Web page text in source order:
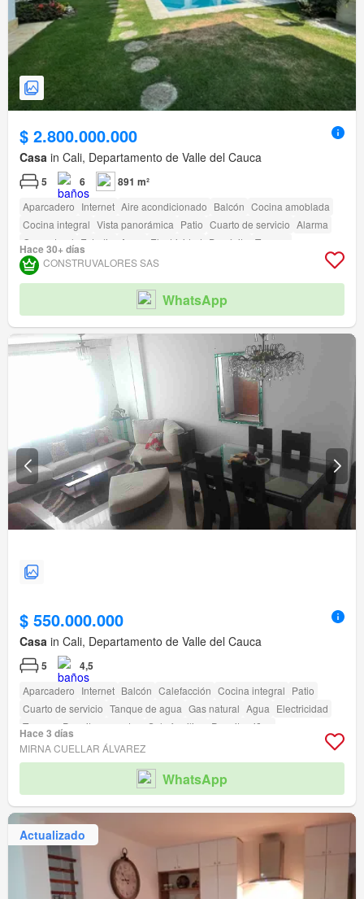
$ 2.800.000.000
Casa in Cali, Departamento de Valle del Cauca
5 6 891 m²
Aparcadero Internet Aire acondicionado Balcón Cocina amoblada
Cocina integral Vista panorámica Patio Cuarto de servicio Alarma
Gas natural Estudio Agua Electricidad Depósito
Terraza
Seguridad privada Piscina Estudio
Caseta de vigilancia
Hace 30+ días
CONSTRUVALORES SAS
WhatsApp
$ 550.000.000
Casa in Cali, Departamento de Valle del Cauca
5 4,5
Aparcadero Internet Balcón Calefacción Cocina integral Patio
Cuarto de servicio Tanque de agua Gas natural Agua Electricidad
Terraza
Permite mascotas Solo familias
Permite niños
Seguridad privada
Gimnasio
Vigilante
Caseta de vigilancia Acceso para personas con discapacidad
Hace 3 días
MIRNA CUELLAR ÁLVAREZ
WhatsApp
Actualizado